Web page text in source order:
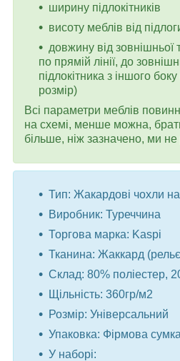
ширину підлокітників
висоту меблів від
довжину від зовнішньої
по прямій лінії, до
підлокітника з іншого
розмір)
Всі параметри меблів
на схемі, менше можна,
більше, ніж зазначено, ми
Тип: Жакардові чохли
Виробник: Туреччина
Торгова марка: Kaspi
Тканина: Жаккард
Склад: 80% поліестер,
Щільність: 360гр/м2
Розмір: Універсальний
Упаковка: Фірмова
У наборі: